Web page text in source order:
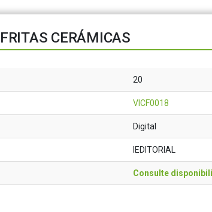
CERÁMICAS
20
VICF0018
Digital
IEDITORIAL
Consulte